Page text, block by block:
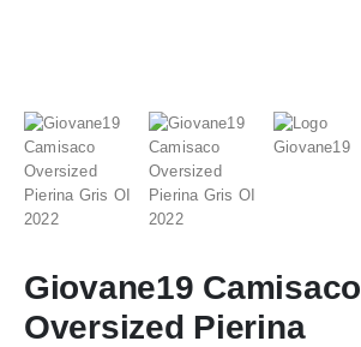
Giovane19 Camisaco
Oversized Pierina